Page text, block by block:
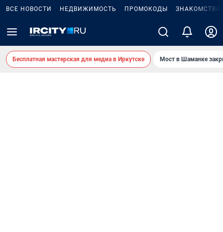
ВСЕ НОВОСТИ НЕДВИЖИМОСТЬ ПРОМОКОДЫ ЗНАКОМСТВА
Бесплатная мастерская для медиа в Иркутске Мост в Шаманке